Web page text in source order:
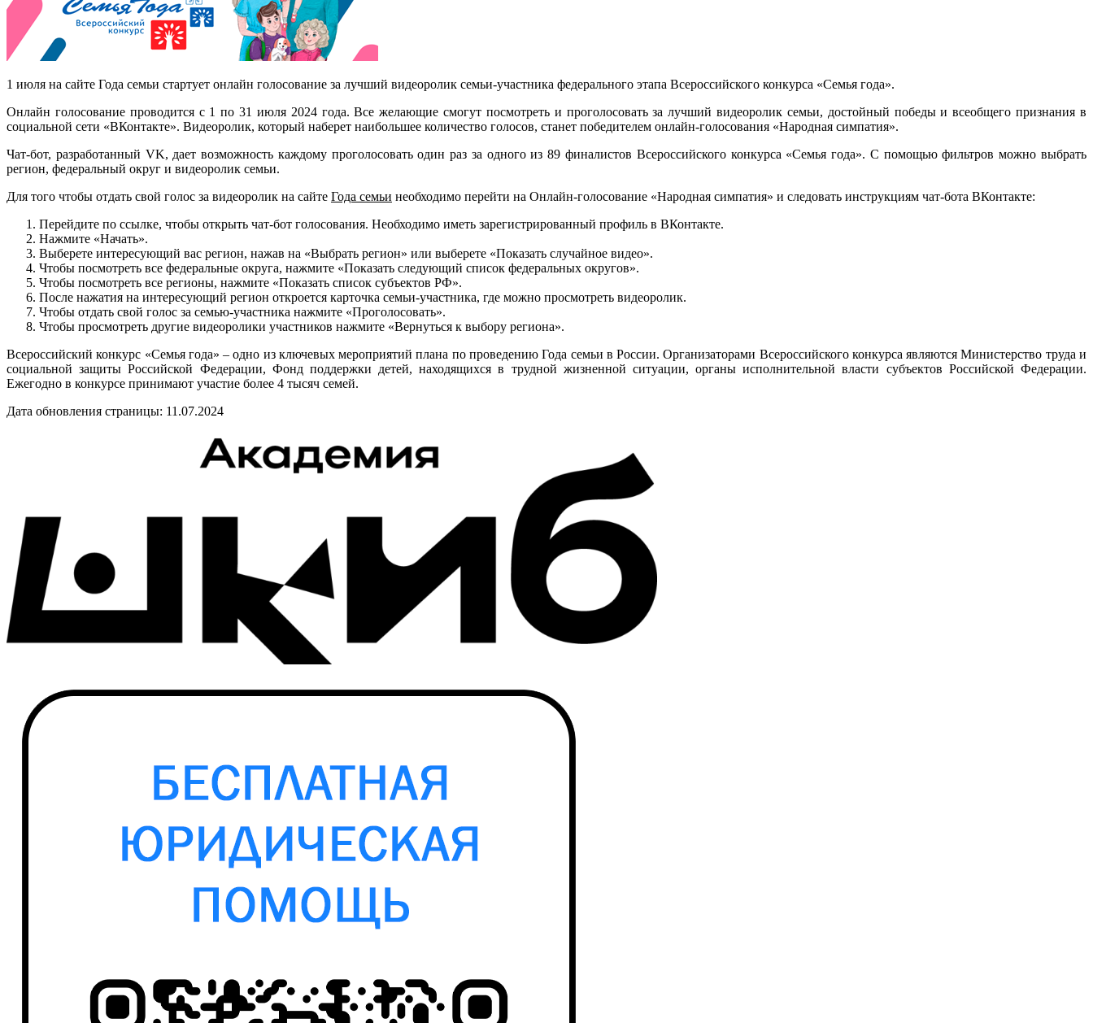
1 июля на сайте Года семьи стартует онлайн голосование за лучший видеоролик семьи-участника федерального этапа Всероссийского конкурса «Семья года».
Онлайн голосование проводится с 1 по 31 июля 2024 года. Все желающие смогут посмотреть и проголосовать за лучший видеоролик семьи, достойный победы и всеобщего признания в
социальной сети «ВКонтакте». Видеоролик, который наберет наибольшее количество голосов, станет победителем онлайн-голосования «Народная симпатия».
Чат-бот, разработанный VK, дает возможность каждому проголосовать один раз за одного из 89 финалистов Всероссийского конкурса «Семья года». С помощью фильтров можно выбрать
регион, федеральный округ и видеоролик семьи.
Для того чтобы отдать свой голос за видеоролик на сайте Года семьи необходимо перейти на Онлайн-голосование «Народная симпатия» и следовать инструкциям чат-бота ВКонтакте:
Перейдите по ссылке, чтобы открыть чат-бот голосования. Необходимо иметь зарегистрированный профиль в ВКонтакте.
Нажмите «Начать».
Выберете интересующий вас регион, нажав на «Выбрать регион» или выберете «Показать случайное видео».
Чтобы посмотреть все федеральные округа, нажмите «Показать следующий список федеральных округов».
Чтобы посмотреть все регионы, нажмите «Показать список субъектов РФ».
После нажатия на интересующий регион откроется карточка семьи-участника, где можно просмотреть видеоролик.
Чтобы отдать свой голос за семью-участника нажмите «Проголосовать».
Чтобы просмотреть другие видеоролики участников нажмите «Вернуться к выбору региона».
Всероссийский конкурс «Семья года» – одно из ключевых мероприятий плана по проведению Года семьи в России. Организаторами Всероссийского конкурса являются Министерство труда и
социальной защиты Российской Федерации, Фонд поддержки детей, находящихся в трудной жизненной ситуации, органы исполнительной власти субъектов Российской Федерации.
Ежегодно в конкурсе принимают участие более 4 тысяч семей.
Дата обновления страницы: 11.07.2024